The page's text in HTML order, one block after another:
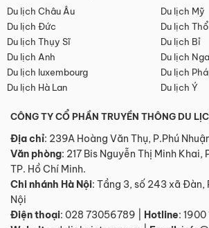
Du lịch Châu Âu
Du lịch Mỹ
Du lịch Đức
Du lịch
Du lịch Thụy Sĩ
Du lịch Bỉ
Du lịch Anh
Du lịch Nga
Du lịch luxembourg
Du lịch
Du lịch Hà Lan
Du lịch Ý
CÔNG TY CỔ PHẦN TRUYỀN THÔNG DU
Địa chỉ: 239A Hoàng Văn Thụ, P.Phú
Văn phòng: 217 Bis Nguyễn Thị Minh Khai,
TP. Hồ Chí Minh.
Chi nhánh Hà Nội: Tầng 3, số 243 xã Đàn,
Nội
Điện thoại: 028 73056789 Hotline: 1900